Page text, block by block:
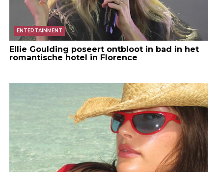
ENTERTAINMENT
Ellie Goulding poseert ontbloot in bad in het
romantische hotel in Florence